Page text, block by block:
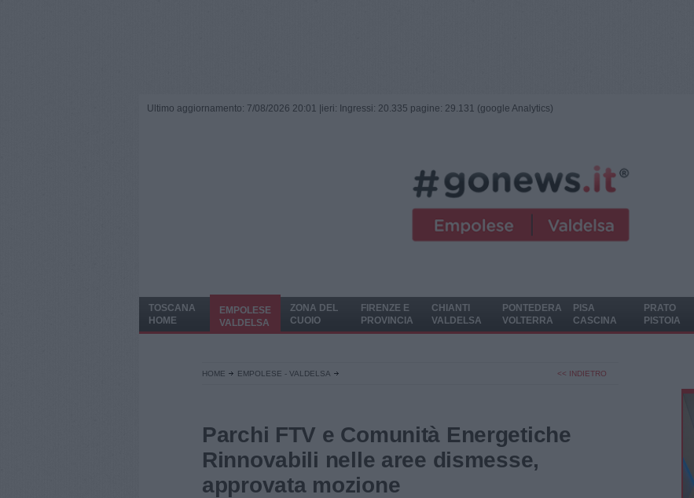
Ultimo aggiornamento: 7/08/2026 20:01 | ieri: Ingressi: 20.335 pagine: 29.131 (google Analytics)
TOSCANA
HOME
EMPOLESE
VALDELSA
ZONA DEL
CUOIO
FIRENZE E
PROVINCIA
CHIANTI
VALDELSA
PONTEDERA
VOLTERRA
PISA
CASCINA
PRATO
PISTOIA
HOME EMPOLESE - VALDELSA << INDIETRO
Parchi FTV e Comunità Energetiche
Rinnovabili nelle aree dismesse,
approvata mozione